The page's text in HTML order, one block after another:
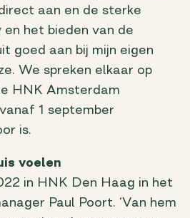
aan en de sterke
het bieden van de
goed aan bij mijn eigen
We spreken elkaar op
HNK Amsterdam
1 september
is.
voelen
in HNK Den Haag in het
Paul Poort. ‘Van hem